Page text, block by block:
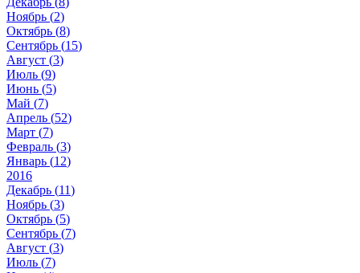
Ноябрь (2)
Октябрь (8)
Сентябрь (15)
Август (3)
Июль (9)
Июнь (5)
Май (7)
Апрель (52)
Март (7)
Февраль (3)
Январь (12)
2016
Декабрь (11)
Ноябрь (3)
Октябрь (5)
Сентябрь (7)
Август (3)
Июль (7)